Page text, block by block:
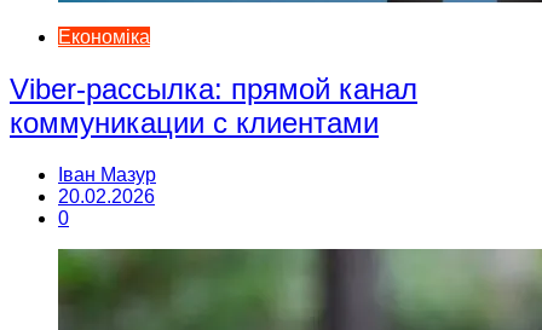
Економіка
Viber-рассылка: прямой канал
коммуникации с клиентами
Іван Мазур
20.02.2026
0